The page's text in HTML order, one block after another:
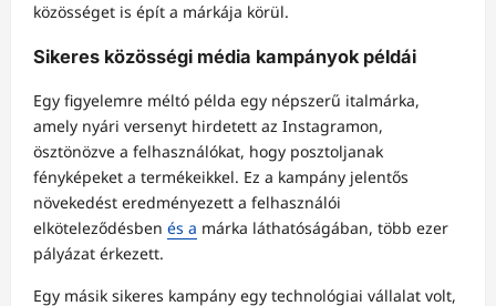
közösséget is épít a márkája körül.
Sikeres közösségi média kampányok példái
Egy figyelemre méltó példa egy népszerű italmárka,
amely nyári versenyt hirdetett az Instagramon,
ösztönözve a felhasználókat, hogy posztoljanak
fényképeket a termékeikkel. Ez a kampány jelentős
növekedést eredményezett a felhasználói
elköteleződésben és a márka láthatóságában, több ezer
pályázat érkezett.
Egy másik sikeres kampány egy technológiai vállalat volt,